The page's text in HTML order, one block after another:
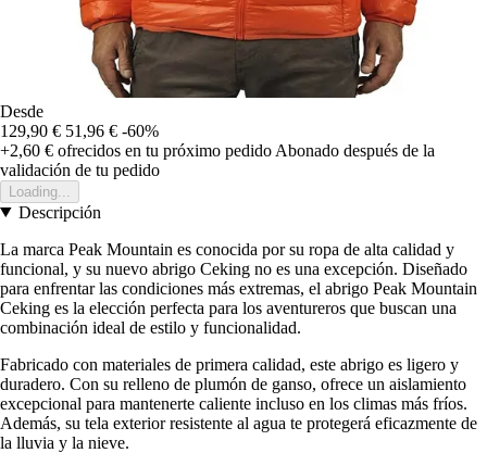
Desde
129,90 € 51,96 € -60%
+2,60 € ofrecidos en tu próximo pedido Abonado después de la
validación de tu pedido
Loading...
Descripción
La marca Peak Mountain es conocida por su ropa de alta calidad y
funcional, y su nuevo abrigo Ceking no es una excepción. Diseñado
para enfrentar las condiciones más extremas, el abrigo Peak Mountain
Ceking es la elección perfecta para los aventureros que buscan una
combinación ideal de estilo y funcionalidad.
Fabricado con materiales de primera calidad, este abrigo es ligero y
duradero. Con su relleno de plumón de ganso, ofrece un aislamiento
excepcional para mantenerte caliente incluso en los climas más fríos.
Además, su tela exterior resistente al agua te protegerá eficazmente de
la lluvia y la nieve.